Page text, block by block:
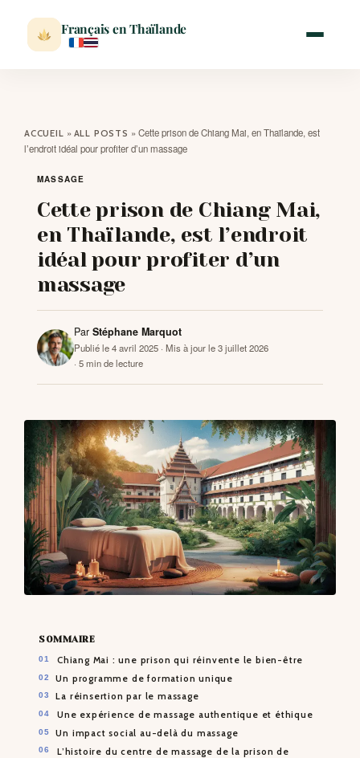
Français en Thaïlande
VISITER
MÉTÉO
EXPATRIATION
BLOG
ACCUEIL » ALL POSTS » Cette prison de Chiang Mai, en Thaïlande, est
l’endroit idéal pour profiter d’un massage
MASSAGE
Cette prison de Chiang Mai,
en Thaïlande, est l’endroit
idéal pour profiter d’un
massage
Par Stéphane Marquot
Publié le 4 avril 2025 · Mis à jour le 3 juillet 2026
· 5 min de lecture
SOMMAIRE
Chiang Mai : une prison qui réinvente le bien-être
Un programme de formation unique
La réinsertion par le massage
Une expérience de massage authentique et éthique
Un impact social au-delà du massage
L’histoire du centre de massage de la prison de